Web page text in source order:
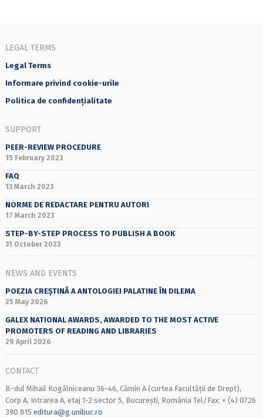
LEGAL TERMS
Legal Terms
Informare privind cookie-urile
Politica de confidențialitate
SUPPORT
PEER-REVIEW PROCEDURE
15 February 2023
FAQ
13 March 2023
NORME DE REDACTARE PENTRU AUTORI
17 March 2023
STEP-BY-STEP PROCESS TO PUBLISH A BOOK
31 October 2023
NEWS AND EVENTS
POEZIA CREȘTINĂ A ANTOLOGIEI PALATINE ÎN DILEMA
25 May 2026
GALEX NATIONAL AWARDS, AWARDED TO THE MOST ACTIVE
PROMOTERS OF READING AND LIBRARIES
29 April 2026
CONTACT
B-dul Mihail Kogălniceanu 36-46, Cămin A (curtea Facultății de Drept),
Corp A, Intrarea A, etaj 1-2 sector 5, București, România Tel/Fax: + (4) 0726
390 815 editura@g.unibuc.ro